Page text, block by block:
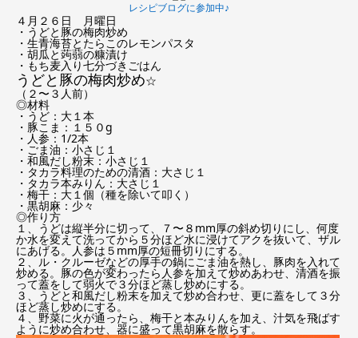
レシピブログに参加中♪
４月２６日 月曜日
・うどと豚の梅肉炒め
・生青海苔とたらこのレモンパスタ
・胡瓜と蒟蒻の糠漬け
・もち麦入り七分づきごはん
うどと豚の梅肉炒め☆
（２〜３人前）
◎材料
・うど：大１本
・豚こま：１５０g
・人参：1/2本
・ごま油：小さじ１
・和風だし粉末：小さじ１
・タカラ料理のための清酒：大さじ１
・タカラ本みりん：大さじ１
・梅干：大１個（種を除いて叩く）
・黒胡麻：少々
◎作り方
１、うどは縦半分に切って、７〜８mm厚の斜め切りにし、何度
か水を変えて洗ってから５分ほど水に浸けてアクを抜いて、ザル
にあげる。人参は５mm厚の短冊切りにする。
２、ル・クルーゼなどの厚手の鍋にごま油を熱し、豚肉を入れて
炒める。豚の色が変わったら人参を加えて炒めあわせ、清酒を振
って蓋をして弱火で３分ほど蒸し炒めにする。
３、うどと和風だし粉末を加えて炒め合わせ、更に蓋をして３分
ほど蒸し炒めにする。
４、野菜に火が通ったら、梅干と本みりんを加え、汁気を飛ばす
ように炒め合わせ、器に盛って黒胡麻を散らす。